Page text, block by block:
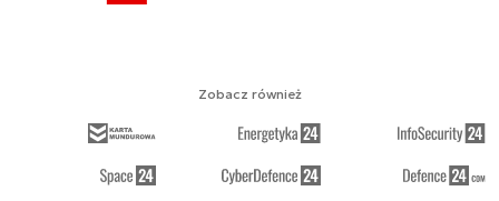
Zobacz również